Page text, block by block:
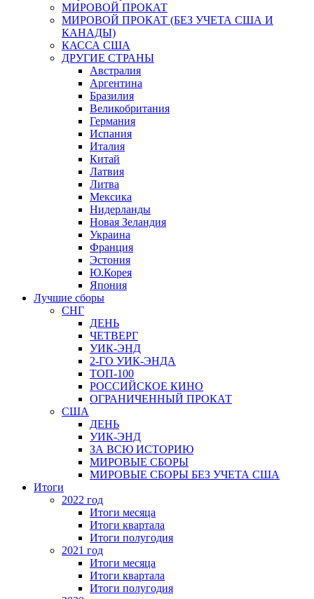
МИРОВОЙ ПРОКАТ
МИРОВОЙ ПРОКАТ (БЕЗ УЧЕТА США И
КАНАДЫ)
КАССА США
ДРУГИЕ СТРАНЫ
Австралия
Аргентина
Бразилия
Великобритания
Германия
Испания
Италия
Китай
Латвия
Литва
Мексика
Нидерланды
Новая Зеландия
Украина
Франция
Эстония
Ю.Корея
Япония
Лучшие сборы
СНГ
ДЕНЬ
ЧЕТВЕРГ
УИК-ЭНД
2-ГО УИК-ЭНДА
ТОП-100
РОССИЙСКОЕ КИНО
ОГРАНИЧЕННЫЙ ПРОКАТ
США
ДЕНЬ
УИК-ЭНД
ЗА ВСЮ ИСТОРИЮ
МИРОВЫЕ СБОРЫ
МИРОВЫЕ СБОРЫ БЕЗ УЧЕТА США
Итоги
2022 год
Итоги месяца
Итоги квартала
Итоги полугодия
2021 год
Итоги месяца
Итоги квартала
Итоги полугодия